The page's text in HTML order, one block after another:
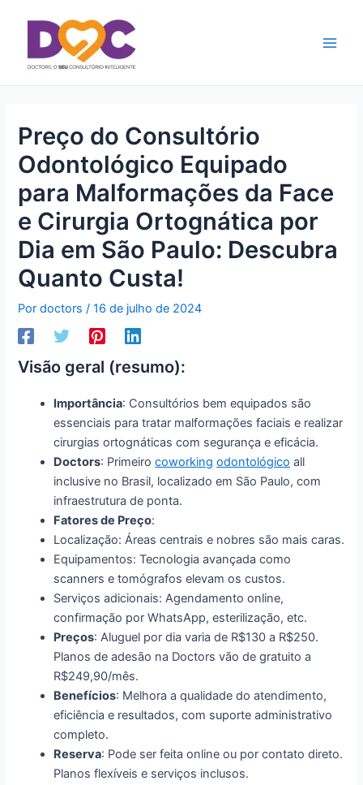
conteúdo
Preço do Consultório
Odontológico Equipado
para Malformações da Face
e Cirurgia Ortognática por
Dia em São Paulo: Descubra
Quanto Custa!
Pordoctors/16 de julho de 2024
Visão geral (resumo):
Importância: Consultórios bem equipados são
essenciais para tratar malformações faciais e realizar
cirurgias ortognáticas com segurança e eficácia.
Doctors: Primeirocoworking odontológico all
inclusive no Brasil, localizado em São Paulo, com
infraestrutura de ponta.
Fatores de Preço:
Localização: Áreas centrais e nobres são mais caras.
Equipamentos: Tecnologia avançada como
scanners e tomógrafos elevam os custos.
Serviços adicionais: Agendamento online,
confirmação por WhatsApp, esterilização, etc.
Preços: Aluguel por dia varia de R$130 a R$250.
Planos de adesão na Doctors vão de gratuito a
R$249,90/mês.
Benefícios: Melhora a qualidade do atendimento,
eficiência e resultados, com suporte administrativo
completo.
Reserva: Pode ser feita online ou por contato direto.
Planos flexíveis e serviços inclusos.